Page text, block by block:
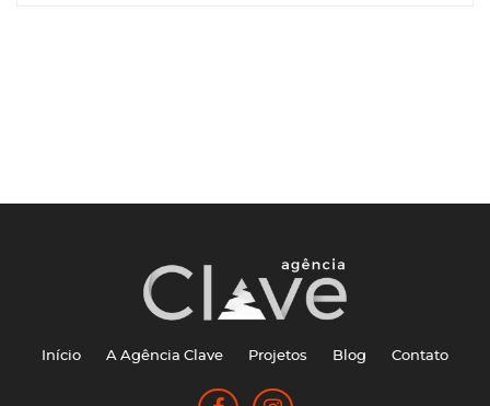
Início A Agência Clave Projetos Blog Contato